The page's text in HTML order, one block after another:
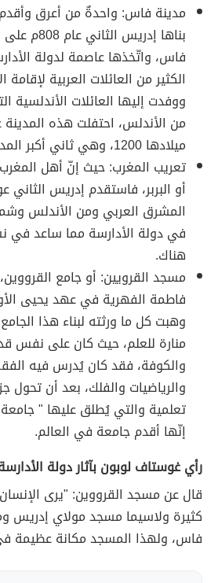
مدينة فاس: واحدةٌ من أعرق
بناها إدريس
فاس، واتّخذها عاصمة لدولة
الكثير من العائلات العربية لإقامة
ووفدت إليها العائلات الأندلسية
ميلادها 1200، وهي ثاني أكبر المدن المغربية حالياً.
تعريب المغرب: حيث إنّ أهل
أو البربر، فاستقدم إدريس الثاني
المشرق العربي ومن الأندلس
في دولة الأدارسة مما ساعد في
هناك.
مسجد القرويين: أو جامع
وهبت كل ما ورثته لبناء هذا
منارة للعلم، حيث كان على نفس
والكوفة، فقد كان يُدرس فيه
والرياضيات والفلك، بعد أن
تعلمية والتي يُطلق عليها "
إنّها أقدم جامعة في العالم.
رأي غوستاف لوبون بآثار دولة
قال عن مسجد القرووين: "يرى
كثيرة ولاسيما مسجد مولاي إدريس
فاس، ولهذا المسجد مكانة عظيمة